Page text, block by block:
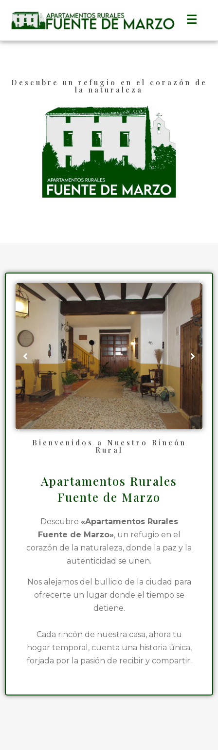
Descubre un refugio en el corazón de
la naturaleza
Bienvenidos a Nuestro Rincón
Rural
Apartamentos Rurales
Fuente de Marzo
Descubre «Apartamentos Rurales
Fuente de Marzo», un refugio en el
corazón de la naturaleza, donde la paz y la
autenticidad se unen.
Nos alejamos del bullicio de la ciudad para
ofrecerte un lugar donde el tiempo se
detiene.
Cada rincón de nuestra casa, ahora tu
hogar temporal, cuenta una historia única,
forjada por la pasión de recibir y compartir.